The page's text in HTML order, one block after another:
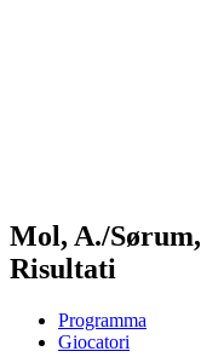
Mol, A./
Risultati
Programma
Giocatori